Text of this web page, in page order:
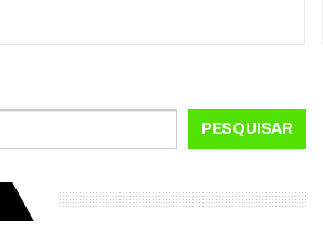
PESQUISAR